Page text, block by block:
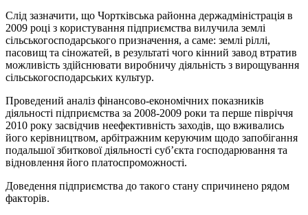
Слід зазначити, що Чортківська районна держадміністрація в
2009 році з користування підприємства вилучила землі
сільськогосподарського призначення, а саме: землі ріллі,
пасовищ та сіножатей, в результаті чого кінний завод втратив
можливість здійснювати виробничу діяльність з вирощування
сільськогосподарських культур.
Проведений аналіз фінансово-економічних показників
діяльності підприємства за 2008-2009 роки та перше півріччя
2010 року засвідчив неефективність заходів, що вживались
його керівництвом, арбітражним керуючим щодо запобігання
подальшої збиткової діяльності суб’єкта господарювання та
відновлення його платоспроможності.
Доведення підприємства до такого стану спричинено рядом
факторів.